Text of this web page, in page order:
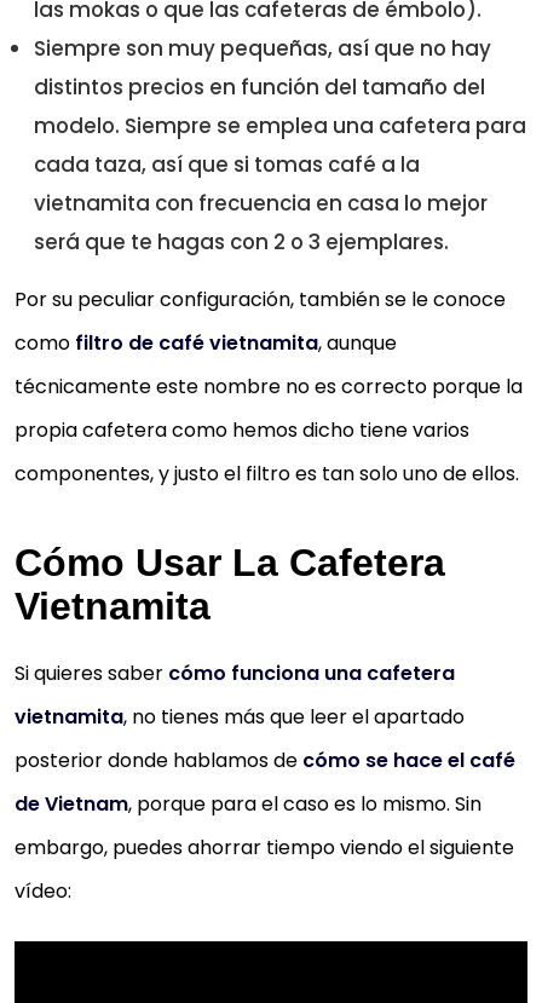
las mokas o que las cafeteras de émbolo).
Siempre son muy pequeñas, así que no hay
distintos precios en función del tamaño del
modelo. Siempre se emplea una cafetera para
cada taza, así que si tomas café a la
vietnamita con frecuencia en casa lo mejor
será que te hagas con 2 o 3 ejemplares.
Por su peculiar configuración, también se le conoce
como filtro de café vietnamita, aunque
técnicamente este nombre no es correcto porque la
propia cafetera como hemos dicho tiene varios
componentes, y justo el filtro es tan solo uno de ellos.
Cómo Usar La Cafetera
Vietnamita
Si quieres saber cómo funciona una cafetera
vietnamita, no tienes más que leer el apartado
posterior donde hablamos de cómo se hace el café
de Vietnam, porque para el caso es lo mismo. Sin
embargo, puedes ahorrar tiempo viendo el siguiente
vídeo: